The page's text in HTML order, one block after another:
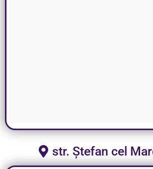
str. Ștefan cel